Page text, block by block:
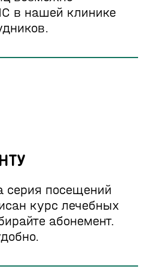
в нашей клинике
серия посещений
курс лечебных
абонемент.